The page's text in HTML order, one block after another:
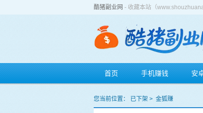
酷猪副业网 - 收藏本站（
首页 手机赚钱 安
您当前位置： 已下架 > 金狐赚